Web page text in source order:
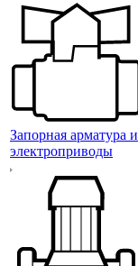
Запорная арматура и
электроприводы